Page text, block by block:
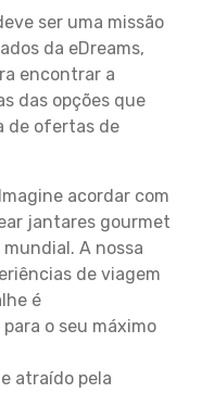
ser uma missão
da eDreams,
encontrar a
das opções que
de ofertas de
Imagine acordar com
jantares gourmet
A nossa
de viagem
é
o seu máximo
atraído pela